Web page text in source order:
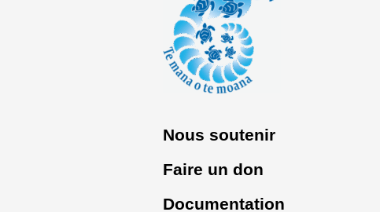
Nous soutenir
Faire un don
Documentation